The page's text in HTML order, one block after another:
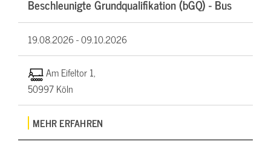
Beschleunigte Grundqualifikation (bGQ) - Bus
19.08.2026 -09.10.2026
Am Eifeltor 1,
50997 Köln
MEHR ERFAHREN